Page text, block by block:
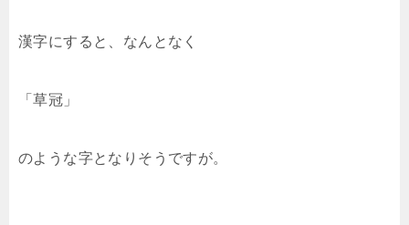
漢字にすると、なんとなく
「草冠」
のような字となりそうですが。